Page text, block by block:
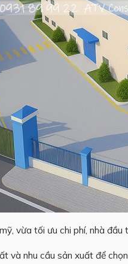
vừa tối ưu chi phí, nhà đầu
và nhu cầu sản xuất để